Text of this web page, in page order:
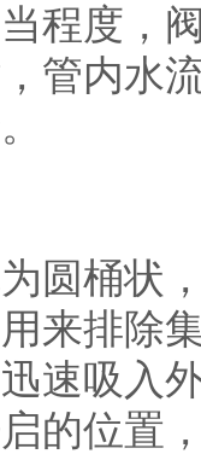
程度，
管内水
圆桶状
来排除
速吸入
的位置